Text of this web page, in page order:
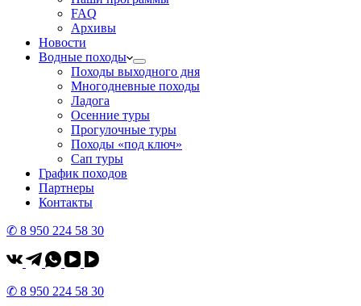
FAQ
Архивы
Новости
Водные походы
Походы выходного дня
Многодневные походы
Ладога
Осенние туры
Прогулочные туры
Походы «под ключ»
Сап туры
График походов
Партнеры
Контакты
✆ 8 950 224 58 30
✆ 8 950 224 58 30